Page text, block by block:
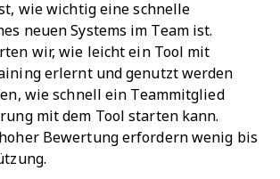
wie wichtig eine schnelle
neuen Systems im Team ist.
wir, wie leicht ein Tool mit
erlernt und genutzt werden
wie schnell ein Teammitglied
mit dem Tool starten kann.
Bewertung erfordern wenig bis